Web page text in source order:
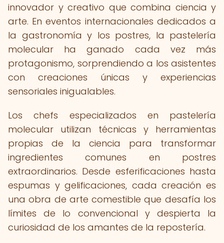
innovador y creativo que combina ciencia y
arte. En eventos internacionales dedicados a
la gastronomía y los postres, la pastelería
molecular ha ganado cada vez más
protagonismo, sorprendiendo a los asistentes
con creaciones únicas y experiencias
sensoriales inigualables.
Los chefs especializados en pastelería
molecular utilizan técnicas y herramientas
propias de la ciencia para transformar
ingredientes comunes en postres
extraordinarios. Desde esferificaciones hasta
espumas y gelificaciones, cada creación es
una obra de arte comestible que desafía los
límites de lo convencional y despierta la
curiosidad de los amantes de la repostería.